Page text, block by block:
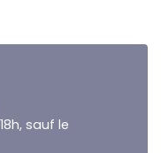
sauf le